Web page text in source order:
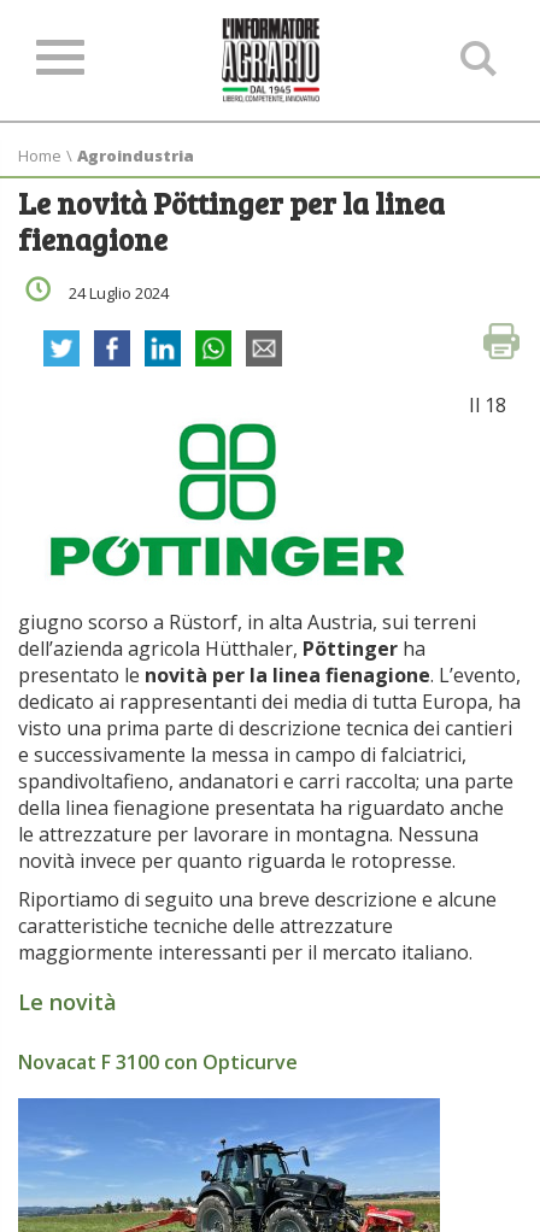
Home \ Agroindustria
Le novità Pöttinger per la linea
fienagione
24 Luglio 2024
Il 18
giugno scorso a Rüstorf, in alta Austria, sui terreni
dell’azienda agricola Hütthaler, Pöttinger ha
presentato le novità per la linea fienagione. L’evento,
dedicato ai rappresentanti dei media di tutta Europa, ha
visto una prima parte di descrizione tecnica dei cantieri
e successivamente la messa in campo di falciatrici,
spandivoltafieno, andanatori e carri raccolta; una parte
della linea fienagione presentata ha riguardato anche
le attrezzature per lavorare in montagna. Nessuna
novità invece per quanto riguarda le rotopresse.
Riportiamo di seguito una breve descrizione e alcune
caratteristiche tecniche delle attrezzature
maggiormente interessanti per il mercato italiano.
Le novità
Novacat F 3100 con Opticurve